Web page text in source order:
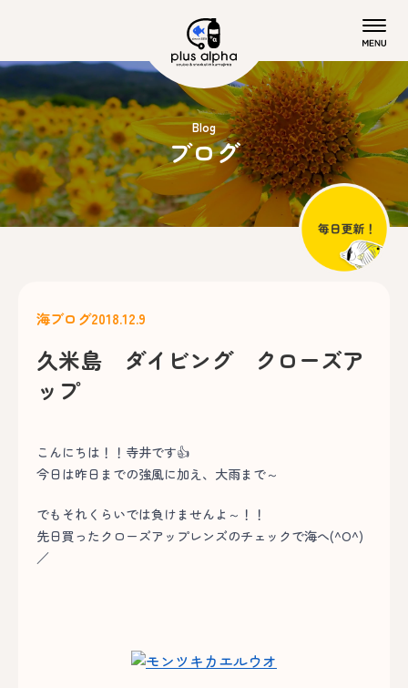
Blog
ブログ
海ブログ2018.12.9
久米島 ダイビング クローズア
ップ
こんにちは！！寺井です👍
今日は昨日までの強風に加え、大雨まで～
でもそれくらいでは負けませんよ～！！
先日買ったクローズアップレンズのチェックで海へ(^O^)
／